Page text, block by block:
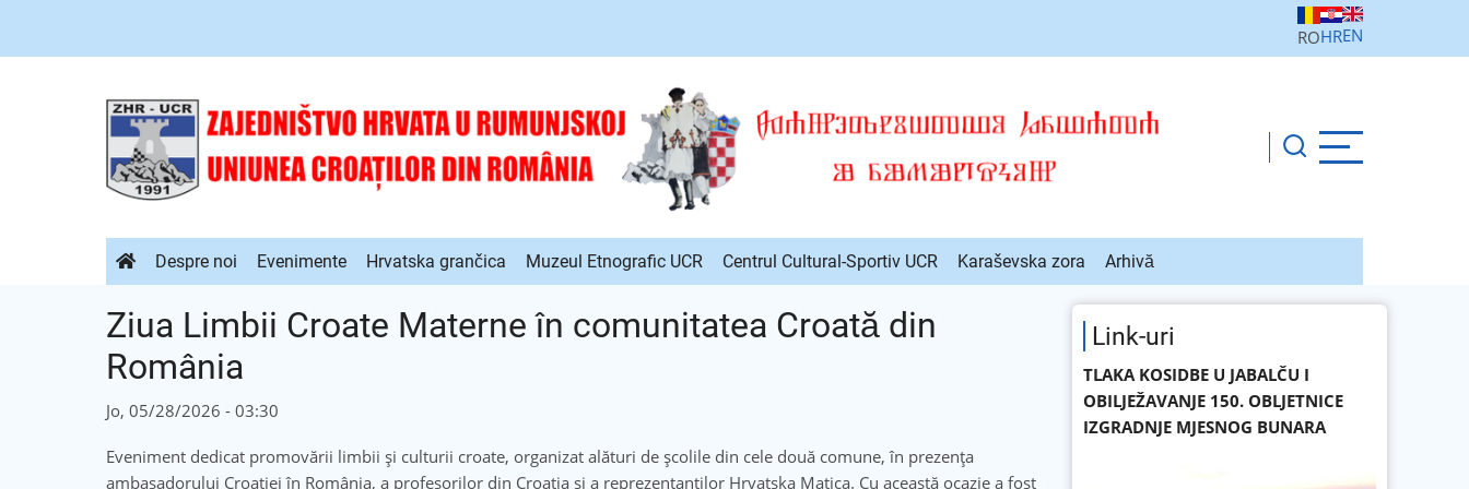
ROHREN
Navigare
principală
Despre noi Evenimente Hrvatska grančica Muzeul Etnografic UCR Centrul Cultural-Sportiv UCR Karaševska zora Arhivă
Ziua Limbii Croate Materne în comunitatea Croată din
România
Jo, 05/28/2026 - 03:30
Eveniment dedicat promovării limbii și culturii croate, organizat alături de școlile din cele două comune, în prezența
ambasadorului Croației în România, a profesorilor din Croația și a reprezentanților Hrvatska Matica. Cu această ocazie a fost
Link-uri
TLAKA KOSIDBE U JABALČU I
OBILJEŽAVANJE 150. OBLJETNICE
IZGRADNJE MJESNOG BUNARA